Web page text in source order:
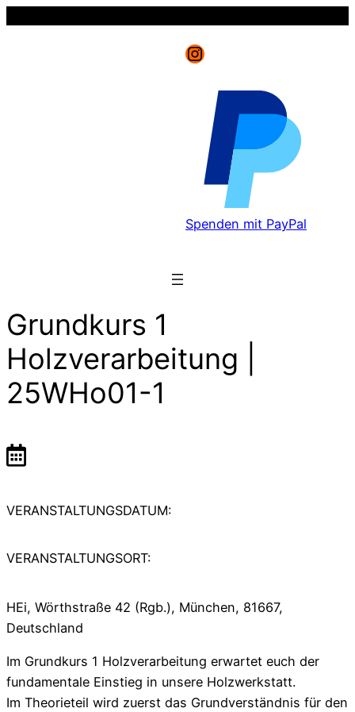
Instagram
Spenden mit PayPal
Grundkurs 1
Holzverarbeitung |
25WHo01-1
VERANSTALTUNGSDATUM:
VERANSTALTUNGSORT:
HEi, Wörthstraße 42 (Rgb.), München, 81667,
Deutschland
Im Grundkurs 1 Holzverarbeitung erwartet euch der
fundamentale Einstieg in unsere Holzwerkstatt.
Im Theorieteil wird zuerst das Grundverständnis für den